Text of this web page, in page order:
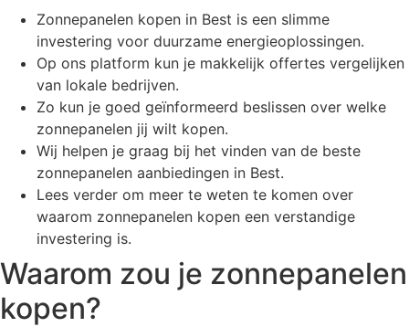
Zonnepanelen kopen in Best is een slimme
investering voor duurzame energieoplossingen.
Op ons platform kun je makkelijk offertes vergelijken
van lokale bedrijven.
Zo kun je goed geïnformeerd beslissen over welke
zonnepanelen jij wilt kopen.
Wij helpen je graag bij het vinden van de beste
zonnepanelen aanbiedingen in Best.
Lees verder om meer te weten te komen over
waarom zonnepanelen kopen een verstandige
investering is.
Waarom zou je zonnepanelen
kopen?